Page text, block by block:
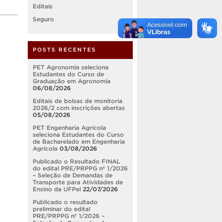
Editais
Seguro
POSTS RECENTES
PET Agronomia seleciona
Estudantes do Curso de
Graduação em Agronomia
06/08/2026
Editais de bolsas de monitoria
2026/2 com inscrições abertas
05/08/2026
PET Engenharia Agrícola
seleciona Estudantes do Curso
de Bacharelado em Engenharia
Agrícola 03/08/2026
Publicado o Resultado FINAL
do edital PRE/PRPPG nº 1/2026
– Seleção de Demandas de
Transporte para Atividades de
Ensino da UFPel 22/07/2026
Publicado o resultado
preliminar do edital
PRE/PRPPG nº 1/2026 –